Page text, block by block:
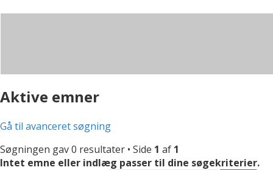
Aktive emner
Gå til avanceret søgning
Søgningen gav 0 resultater • Side 1 af 1
Intet emne eller indlæg passer til dine søgekriterier.